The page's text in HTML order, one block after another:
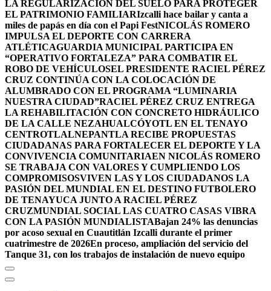
LA REGULARIZACIÓN DEL SUELO PARA PROTEGER
EL PATRIMONIO FAMILIARIzcalli hace bailar y canta a
miles de papás en día con el Papi FestNICOLÁS ROMERO
IMPULSA EL DEPORTE CON CARRERA
ATLÉTICAGUARDIA MUNICIPAL PARTICIPA EN
“OPERATIVO FORTALEZA” PARA COMBATIR EL
ROBO DE VEHÍCULOSEL PRESIDENTE RACIEL PÉREZ
CRUZ CONTINÚA CON LA COLOCACIÓN DE
ALUMBRADO CON EL PROGRAMA “LUMINARIA
NUESTRA CIUDAD”RACIEL PÉREZ CRUZ ENTREGA
LA REHABILITACIÓN CON CONCRETO HIDRÁULICO
DE LA CALLE NEZAHUALCÓYOTL EN EL TENAYO
CENTROTLALNEPANTLA RECIBE PROPUESTAS
CIUDADANAS PARA FORTALECER EL DEPORTE Y LA
CONVIVENCIA COMUNITARIAEN NICOLÁS ROMERO
SE TRABAJA CON VALORES Y CUMPLIENDO LOS
COMPROMISOSVIVEN LAS Y LOS CIUDADANOS LA
PASIÓN DEL MUNDIAL EN EL DESTINO FUTBOLERO
DE TENAYUCA JUNTO A RACIEL PÉREZ
CRUZMUNDIAL SOCIAL LAS CUATRO CASAS VIBRA
CON LA PASIÓN MUNDIALISTABajan 24% las denuncias
por acoso sexual en Cuautitlán Izcalli durante el primer
cuatrimestre de 2026En proceso, ampliación del servicio del
Tanque 31, con los trabajos de instalación de nuevo equipo